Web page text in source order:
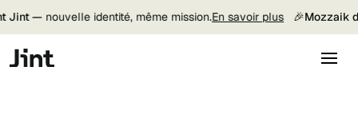
Jint —nouvelle identité, même mission.En savoir plus 🎉Mozzaik